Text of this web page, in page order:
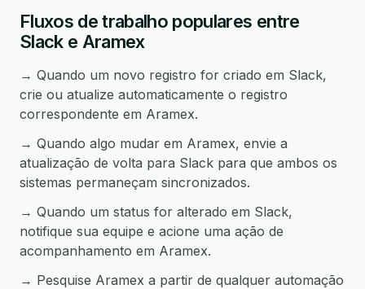
Fluxos de trabalho populares entre
Slack e Aramex
→ Quando um novo registro for criado em Slack,
crie ou atualize automaticamente o registro
correspondente em Aramex.
→ Quando algo mudar em Aramex, envie a
atualização de volta para Slack para que ambos os
sistemas permaneçam sincronizados.
→ Quando um status for alterado em Slack,
notifique sua equipe e acione uma ação de
acompanhamento em Aramex.
→ Pesquise Aramex a partir de qualquer automação